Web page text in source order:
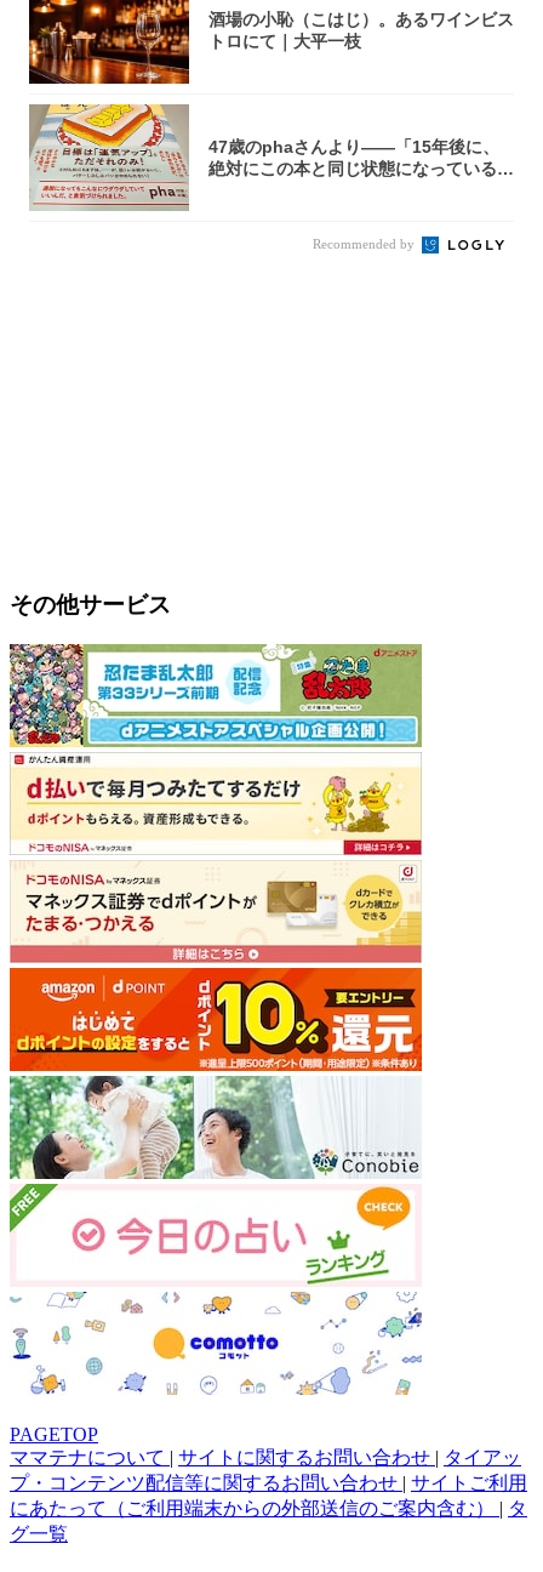
酒場の小恥（こはじ）。あるワインビス
トロにて｜大平一枝
47歳のphaさんより――「15年後に、
絶対にこの本と同じ状態になっている自
Recommended by
その他サービス
PAGETOP
ママテナについて | サイトに関するお問い合わせ | タイアッ
プ・コンテンツ配信等に関するお問い合わせ | サイトご利用
にあたって（ご利用端末からの外部送信のご案内含む） | タ
グ一覧